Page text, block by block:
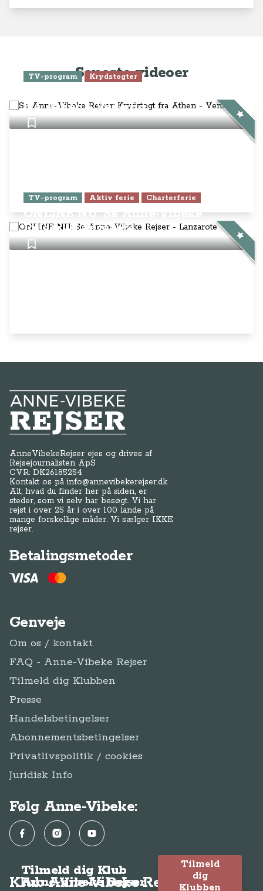
Seneste videoer
TV-program Krydstogter
fra Athen - Venedig
TV-program Aktiv ferie Charterferie
ONLINE NU: Se Anne-Vibeke
Rejser - Lanzarote
Anne-Vibeke Rejser
AnneVibekeRejser ejes og drives af
Rejsejournalisten ApS
CVR: DK26185254
Kontakt os påinfo@annevibekerejser.dk
Alt, hvad du finder her på siden, er
steder, som vi selv har besøgt. Vi har
rejst i over 25 år i over 100 lande på
mange forskellige måder. Vi sælger IKKE
rejser.
Betalingsmetoder
Genveje
Om os / kontakt
FAQ - Anne-Vibeke Rejser
Tilmeld dig Klubben
Presse
Handelsbetingelser
Abonnementsbetingelser
Privatlivspolitik / cookies
Juridisk Info
Følg Anne-Vibeke:
FacebookInstagramYouTube
Klub Anne-Vibeke Rejser
Tilmeld dig Klub
Anne-Vibeke Rejser
Tilmeld
dig
Klubben